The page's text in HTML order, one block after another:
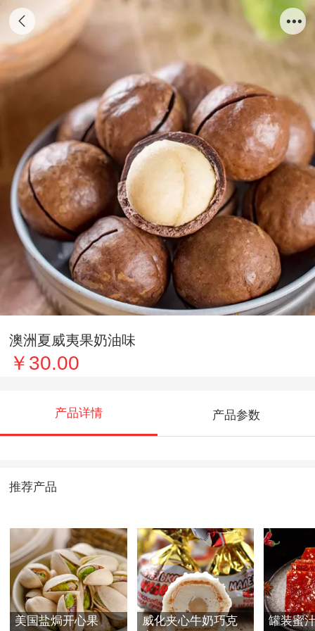
澳洲夏威夷果奶油味
￥30.00
产品详情 产品参数
推荐产品
美国盐焗开心果
威化夹心牛奶巧克
罐装蜜